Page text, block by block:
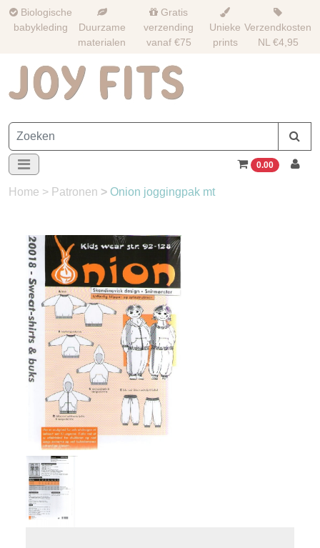
Biologische
babykleding
Duurzame
materialen
Gratis
verzending
vanaf €75
Unieke
prints
Verzendkosten
NL €4,95
0.00
Home > Patronen > Onion joggingpak mt